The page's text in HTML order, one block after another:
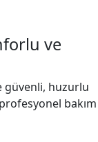
ve
güvenli, huzurlu
bakım